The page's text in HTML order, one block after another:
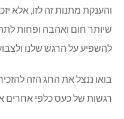
והענקת מתנות זה לזו, אלא
שיותר חום ואהבה ופחות
להשפיע על הרגש שלנו
בואו ננצל את החג הזה
רגשות של כעס כלפי אחרים